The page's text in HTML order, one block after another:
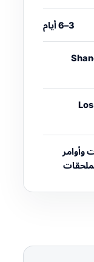
3–6 أيام
وأوامر